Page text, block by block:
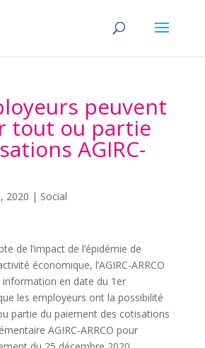
peuvent
tout ou partie
AGIRC-
2020 | Social
de l’impact de l’épidémie de
économique, l’AGIRC-ARRCO
information en date du 1er
les employeurs ont la possibilité
partie du paiement des cotisations
AGIRC-ARRCO pour